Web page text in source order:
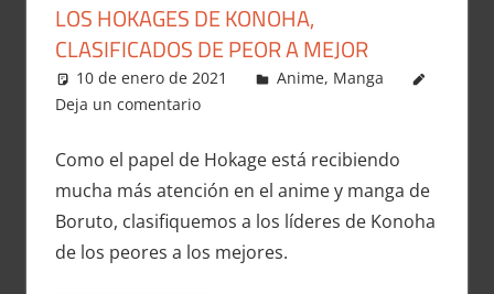
LOS HOKAGES DE KONOHA,
CLASIFICADOS DE PEOR A MEJOR
10 de enero de 2021 Carlitox Banana
Anime, Manga
Deja un comentario
Como el papel de Hokage está recibiendo
mucha más atención en el anime y manga de
Boruto, clasifiquemos a los líderes de Konoha
de los peores a los mejores.